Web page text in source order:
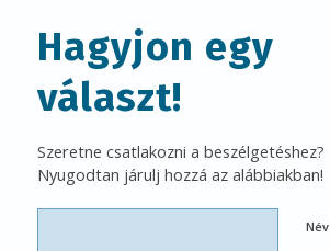
Hagyjon egy
választ!
Szeretne csatlakozni a beszélgetéshez?
Nyugodtan járulj hozzá az alábbiakban!
Név